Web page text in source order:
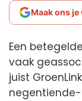
Maak ons
Een betegelde
vaak
juist